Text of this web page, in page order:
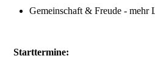
Gemeinschaft & Freude - mehr
Starttermine: